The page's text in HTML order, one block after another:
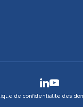
de confidentialité des